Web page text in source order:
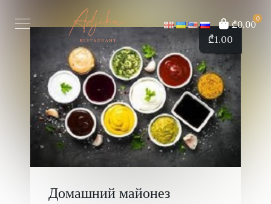
0
₾0.00
₾1.00
Домашний майонез